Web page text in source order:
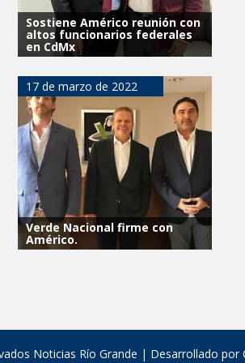
Sostiene Américo reunión con
altos funcionarios federales
en CdMx
17 de marzo de 2022
Verde Nacional firme con
Américo.
Noticias Río Grande | Desarrollado por